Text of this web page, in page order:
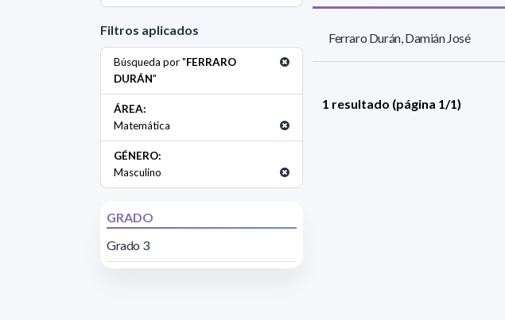
Filtros aplicados
Búsqueda por "FERRARO
DURÁN"
ÁREA:
Matemática
GÉNERO:
Masculino
GRADO
Grado 3
Ferraro Durán, Damián José
1 resultado (página 1/1)